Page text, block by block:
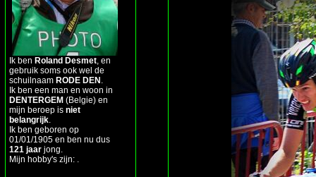
Ik ben Roland Desmet , en
gebruik soms ook wel de
schuilnaam RODE DEN
Ik ben een man en woon in
DENTERGEM (Belgie) en
mijn beroep is niet
belangrijk
Ik ben geboren op
01/01/1905 en ben nu dus
121 jaar jong.
Mijn hobby's zijn: .